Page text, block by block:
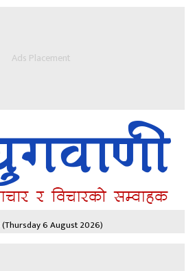
Ads Placement
(Thursday 6 August 2026)